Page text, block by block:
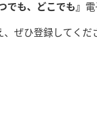
でも、どこでも』
、ぜひ登録してくだ